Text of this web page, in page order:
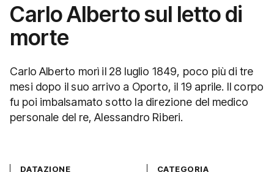
Carlo Alberto sul letto di
morte
Carlo Alberto morì il 28 luglio 1849, poco più di tre
mesi dopo il suo arrivo a Oporto, il 19 aprile. Il corpo
fu poi imbalsamato sotto la direzione del medico
personale del re, Alessandro Riberi.
DATAZIONE CATEGORIA